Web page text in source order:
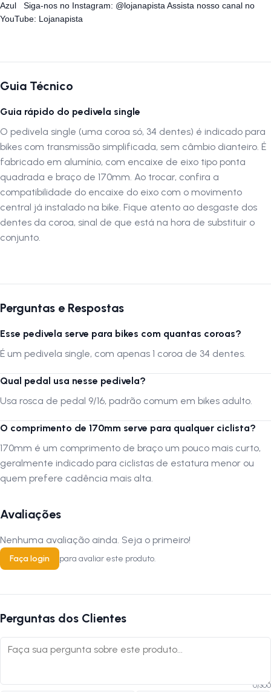
Azul Siga-nos no Instagram: @lojanapista Assista nosso canal no
YouTube: Lojanapista
Guia Técnico
Guia rápido do pedivela single
O pedivela single (uma coroa só, 34 dentes) é indicado para
bikes com transmissão simplificada, sem câmbio dianteiro. É
fabricado em alumínio, com encaixe de eixo tipo ponta
quadrada e braço de 170mm. Ao trocar, confira a
compatibilidade do encaixe do eixo com o movimento
central já instalado na bike. Fique atento ao desgaste dos
dentes da coroa, sinal de que está na hora de substituir o
conjunto.
Perguntas e Respostas
Esse pedivela serve para bikes com quantas coroas?
É um pedivela single, com apenas 1 coroa de 34 dentes.
Qual pedal usa nesse pedivela?
Usa rosca de pedal 9/16, padrão comum em bikes adulto.
O comprimento de 170mm serve para qualquer ciclista?
170mm é um comprimento de braço um pouco mais curto,
geralmente indicado para ciclistas de estatura menor ou
quem prefere cadência mais alta.
Avaliações
Nenhuma avaliação ainda. Seja o primeiro!
Faça login para avaliar este produto.
Perguntas dos Clientes
0/300